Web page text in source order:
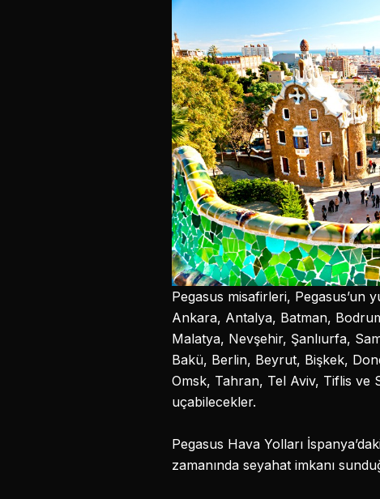
Pegasus misafirleri, Pegasus’un
Ankara, Antalya, Batman,
Malatya, Nevşehir, Şanlıurfa,
Bakü, Berlin, Beyrut, Bişkek,
Omsk, Tahran, Tel Aviv, Tiflis ve
uçabilecekler.
Pegasus Hava Yolları
zamanında seyahat imkanı